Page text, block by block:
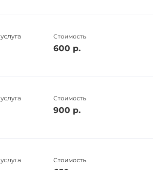
услуга Стоимость
600 р.
услуга Стоимость
900 р.
услуга Стоимость